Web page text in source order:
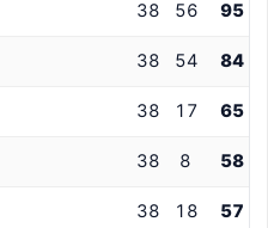
38 56 95
38 54 84
38 17 65
38 8 58
38 18 57